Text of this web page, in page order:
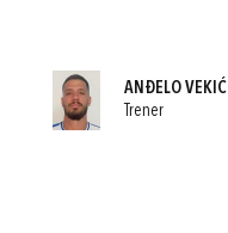
ANĐELO VEKIĆ
Trener